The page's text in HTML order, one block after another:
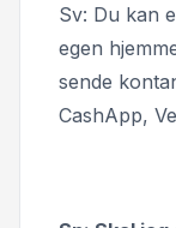
Sv: Du kan
egen
sende
CashApp,